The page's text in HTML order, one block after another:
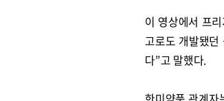
이 영상에서 프
고로도 개발됐
다”고 말했다.